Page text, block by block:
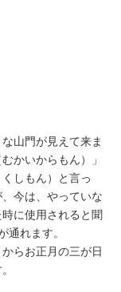
山門が見えて来ま
かいからもん）」
しもん）と言っ
今は、やっていな
に使用されると聞
通れます。
らお正月の三が日